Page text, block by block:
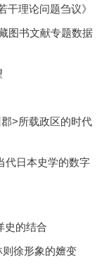
理论问题刍议》
图书文献专题数据
>所载政区的时代
代日本史学的数字
史的结合
徐形象的嬗变